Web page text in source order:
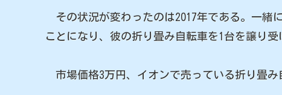
その状況が変わったのは2017年である。一緒
ことになり、彼の折り畳み自転車を1台を譲り受
市場価格3万円、イオンで売っている折り畳み